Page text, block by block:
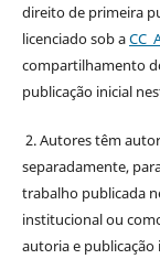
direito de primeira
licenciado sob aCC
compartilhamento
publicação inicial
2. Autores têm
separadamente,
trabalho publicada
institucional ou
autoria e publicação